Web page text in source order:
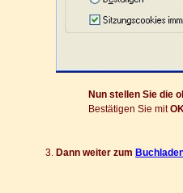
Nun stellen Sie die
Bestätigen Sie mit
Dann weiter zum